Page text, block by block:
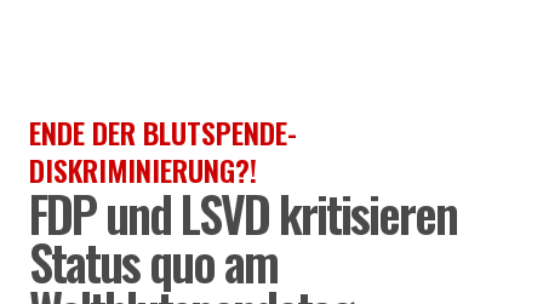
ENDE DER BLUTSPENDE-
DISKRIMINIERUNG?!
FDP und LSVD kritisieren
Status quo am